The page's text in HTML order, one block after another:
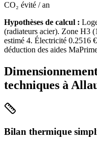
CO₂ évité / an
Hypothèses de calcul :
(radiateurs acier). Zone H3 (
estimé 4. Électricité 0.2516
déduction des aides
techniques à
Bilan thermique